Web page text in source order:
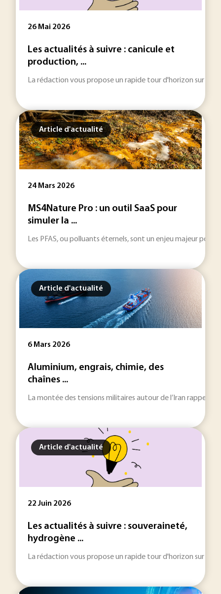
26 Mai 2026
Les actualités à suivre : canicule et
production, ...
La rédaction vous propose un rapide tour d'horizon sur les
Article d'actualité
24 Mars 2026
MS4Nature Pro : un outil SaaS pour
simuler la ...
Les PFAS, ou polluants éternels, sont un enjeu majeur pour
Article d'actualité
6 Mars 2026
Aluminium, engrais, chimie, des
chaînes ...
La montée des tensions militaires autour de l’Iran rappelle
Article d'actualité
22 Juin 2026
Les actualités à suivre : souveraineté,
hydrogène ...
La rédaction vous propose un rapide tour d'horizon sur les